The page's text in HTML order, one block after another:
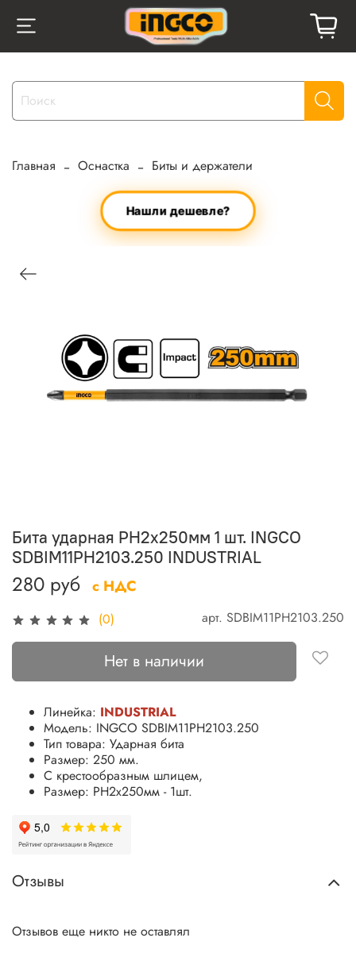
Главная Оснастка Биты и держатели
Нашли дешевле?
(0) арт. SDBIM11PH2103.250
Бита ударная PH2х250мм 1 шт. INGCO
SDBIM11PH2103.250 INDUSTRIAL
280 руб с НДС
Нет в наличии
Линейка: INDUSTRIAL
Модель: INGCO SDBIM11PH2103.250
Тип товара: Ударная бита
Размер: 250 мм.
С крестообразным шлицем,
Размер: PH2x250мм - 1шт.
Отзывы
Отзывов еще никто не оставлял